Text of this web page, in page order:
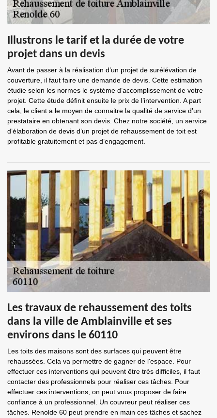
Illustrons le tarif et la durée de votre
projet dans un devis
Avant de passer à la réalisation d’un projet de surélévation de
couverture, il faut faire une demande de devis. Cette estimation
étudie selon les normes le système d’accomplissement de votre
projet. Cette étude définit ensuite le prix de l’intervention. A part
cela, le client a le moyen de connaitre la qualité de service d’un
prestataire en obtenant son devis. Chez notre société, un service
d’élaboration de devis d’un projet de rehaussement de toit est
profitable gratuitement et pas d’engagement.
Les travaux de rehaussement des toits
dans la ville de Amblainville et ses
environs dans le 60110
Les toits des maisons sont des surfaces qui peuvent être
rehaussées. Cela va permettre de gagner de l'espace. Pour
effectuer ces interventions qui peuvent être très difficiles, il faut
contacter des professionnels pour réaliser ces tâches. Pour
effectuer ces interventions, on peut vous proposer de faire
confiance à un professionnel. Un couvreur peut réaliser ces
tâches. Renolde 60 peut prendre en main ces tâches et sachez